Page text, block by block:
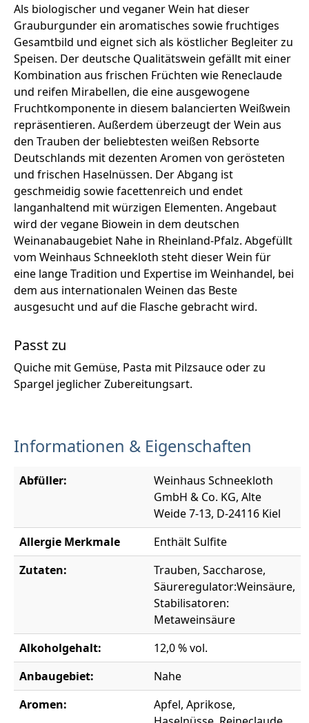
Als biologischer und veganer Wein hat dieser
Grauburgunder ein aromatisches sowie fruchtiges
Gesamtbild und eignet sich als köstlicher Begleiter zu
Speisen. Der deutsche Qualitätswein gefällt mit einer
Kombination aus frischen Früchten wie Reneclaude
und reifen Mirabellen, die eine ausgewogene
Fruchtkomponente in diesem balancierten Weißwein
repräsentieren. Außerdem überzeugt der Wein aus
den Trauben der beliebtesten weißen Rebsorte
Deutschlands mit dezenten Aromen von gerösteten
und frischen Haselnüssen. Der Abgang ist
geschmeidig sowie facettenreich und endet
langanhaltend mit würzigen Elementen. Angebaut
wird der vegane Biowein in dem deutschen
Weinanabaugebiet Nahe in Rheinland-Pfalz. Abgefüllt
vom Weinhaus Schneekloth steht dieser Wein für
eine lange Tradition und Expertise im Weinhandel, bei
dem aus internationalen Weinen das Beste
ausgesucht und auf die Flasche gebracht wird.
Passt zu
Quiche mit Gemüse, Pasta mit Pilzsauce oder zu
Spargel jeglicher Zubereitungsart.
Informationen & Eigenschaften
Abfüller:
Weinhaus Schneekloth
GmbH & Co. KG, Alte
Weide 7-13, D-24116 Kiel
Allergie Merkmale
Enthält Sulfite
Zutaten:
Trauben, Saccharose,
Säureregulator:Weinsäure,
Stabilisatoren:
Metaweinsäure
Alkoholgehalt:
12,0 % vol.
Anbaugebiet:
Nahe
Aromen:
Apfel, Aprikose,